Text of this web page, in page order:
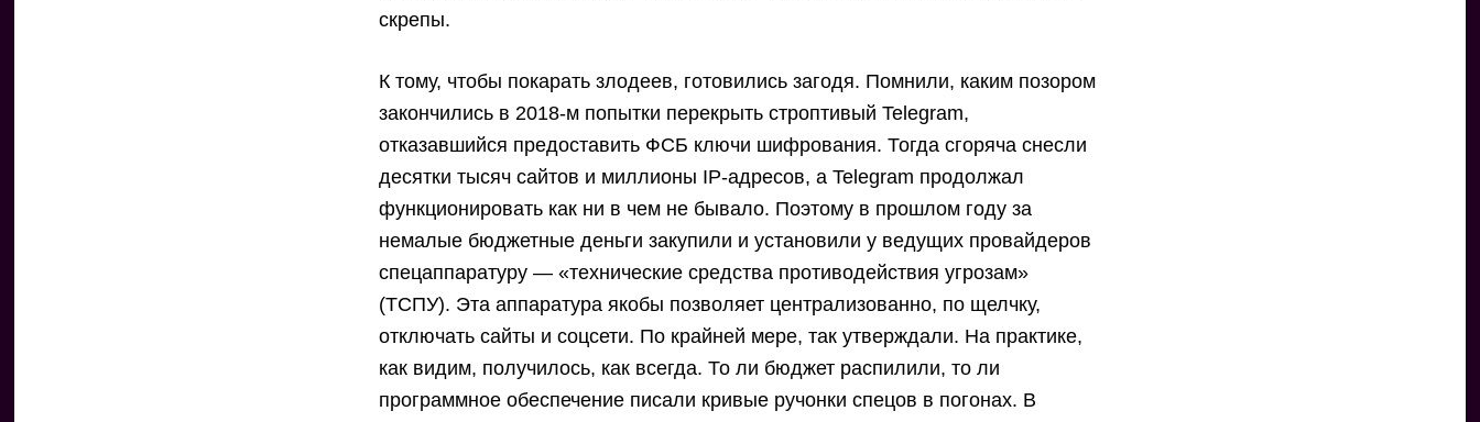
скрепы.
К тому, чтобы покарать злодеев, готовились загодя. Помнили, каким позором
закончились в 2018-м попытки перекрыть строптивый Telegram,
отказавшийся предоставить ФСБ ключи шифрования. Тогда сгоряча снесли
десятки тысяч сайтов и миллионы IP-адресов, а Telegram продолжал
функционировать как ни в чем не бывало. Поэтому в прошлом году за
немалые бюджетные деньги закупили и установили у ведущих провайдеров
спецаппаратуру — «технические средства противодействия угрозам»
(ТСПУ). Эта аппаратура якобы позволяет централизованно, по щелчку,
отключать сайты и соцсети. По крайней мере, так утверждали. На практике,
как видим, получилось, как всегда. То ли бюджет распилили, то ли
программное обеспечение писали кривые ручонки спецов в погонах. В